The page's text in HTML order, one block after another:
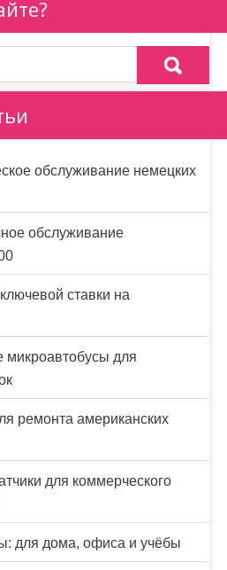
обслуживание немецких
обслуживание
ставки на
для
ремонта американских
для коммерческого
для дома, офиса и учёбы